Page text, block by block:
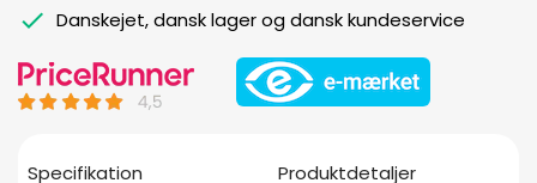
Danskejet, dansk lager og dansk kundeservice
Specifikation Produktdetaljer